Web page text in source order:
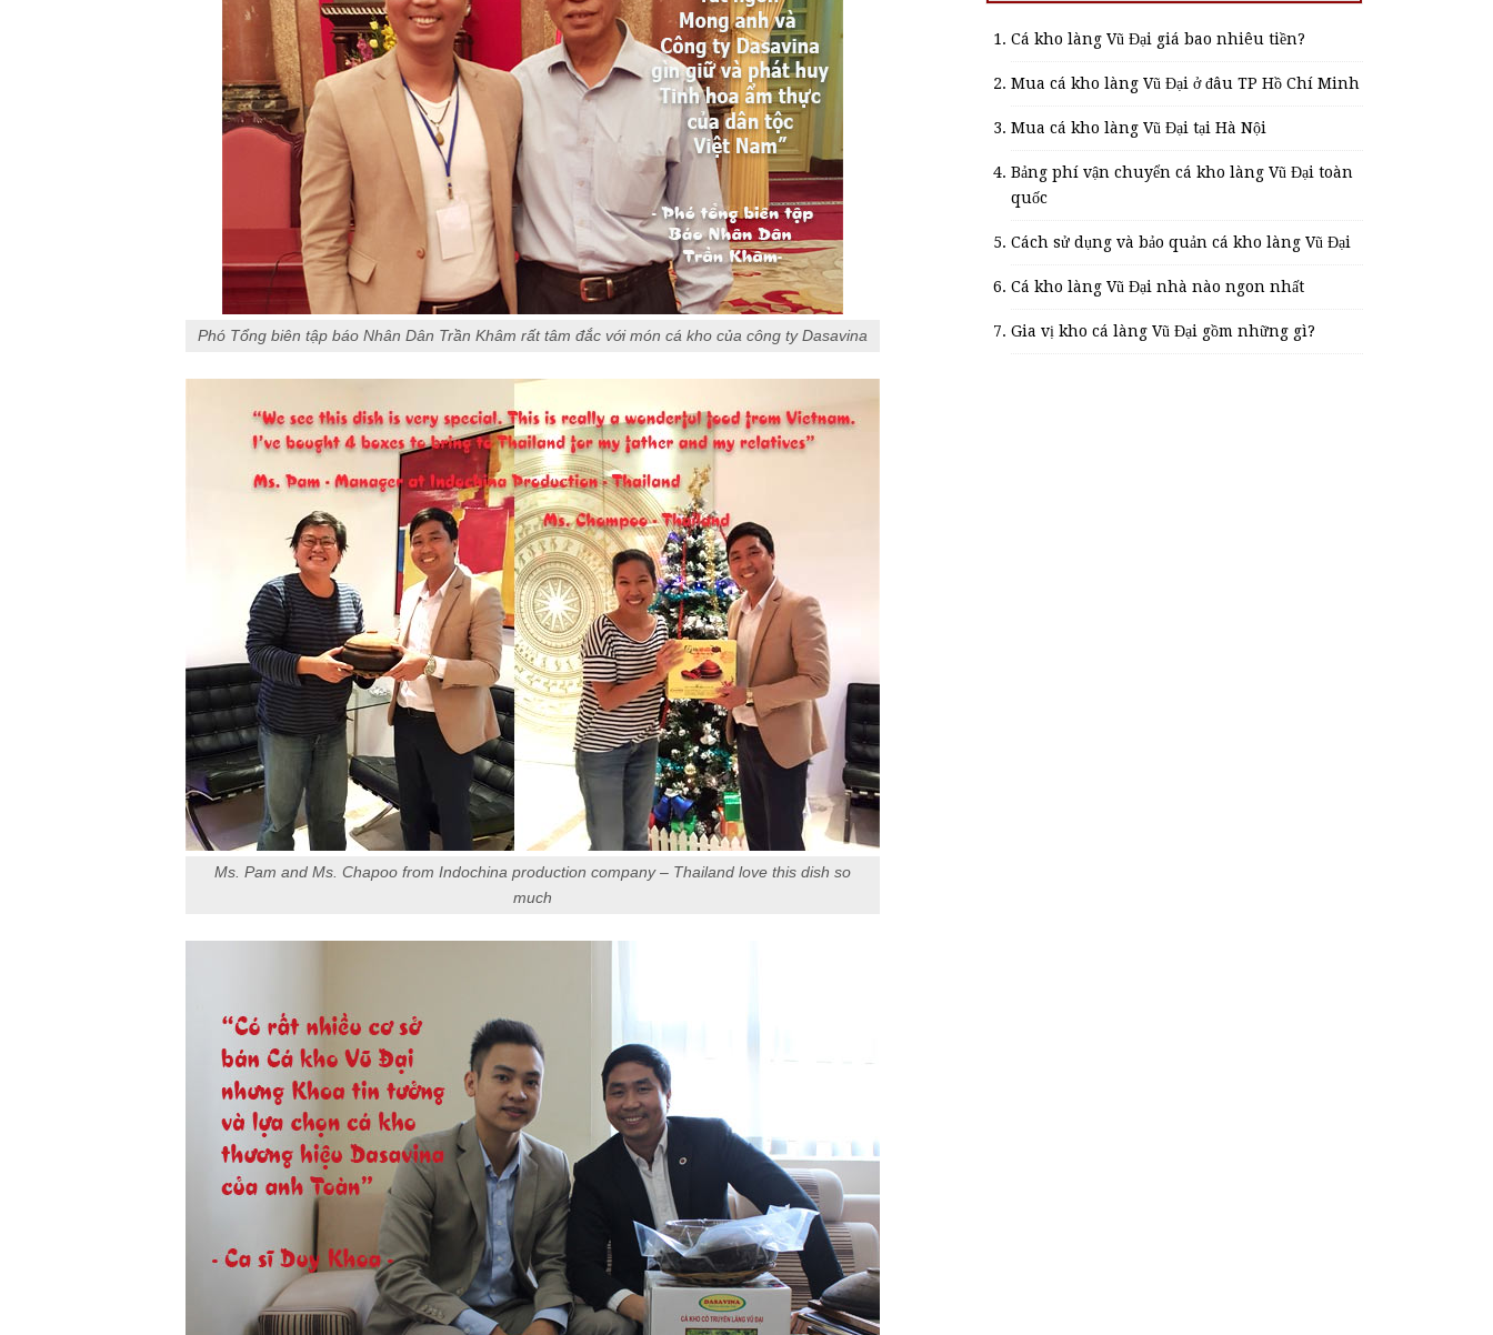
Phó Tổng biên tập báo Nhân Dân Trần Khâm rất tâm đắc với món cá kho của công ty Dasavina
Ms. Pam and Ms. Chapoo from Indochina production company – Thailand love this dish so
much
Cá kho làng Vũ Đại giá bao nhiêu tiền?
Mua cá kho làng Vũ Đại ở đâu TP Hồ Chí Minh
Mua cá kho làng Vũ Đại tại Hà Nội
Bảng phí vận chuyển cá kho làng Vũ Đại toàn
quốc
Cách sử dụng và bảo quản cá kho làng Vũ Đại
Cá kho làng Vũ Đại nhà nào ngon nhất
Gia vị kho cá làng Vũ Đại gồm những gì?